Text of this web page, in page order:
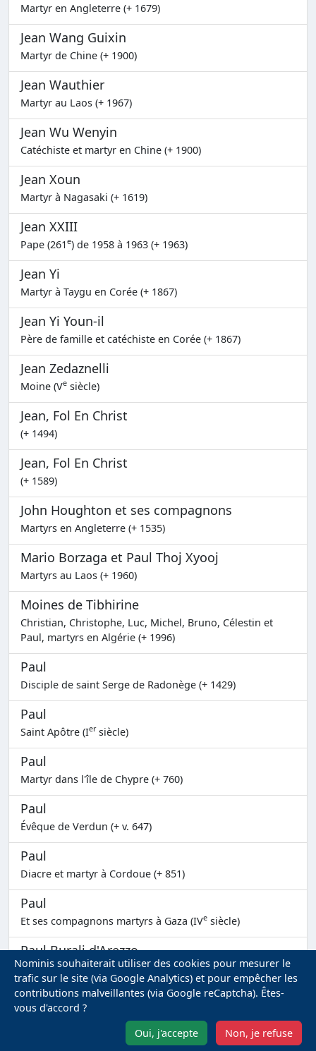
Martyr en Angleterre (+ 1679)
Jean Wang Guixin
Martyr de Chine (+ 1900)
Jean Wauthier
Martyr au Laos (+ 1967)
Jean Wu Wenyin
Catéchiste et martyr en Chine (+ 1900)
Jean Xoun
Martyr à Nagasaki (+ 1619)
Jean XXIII
Pape (261e) de 1958 à 1963 (+ 1963)
Jean Yi
Martyr à Taygu en Corée (+ 1867)
Jean Yi Youn-il
Père de famille et catéchiste en Corée (+ 1867)
Jean Zedaznelli
Moine (Ve siècle)
Jean, Fol En Christ
(+ 1494)
Jean, Fol En Christ
(+ 1589)
John Houghton et ses compagnons
Martyrs en Angleterre (+ 1535)
Mario Borzaga et Paul Thoj Xyooj
Martyrs au Laos (+ 1960)
Moines de Tibhirine
Christian, Christophe, Luc, Michel, Bruno, Célestin et
Paul, martyrs en Algérie (+ 1996)
Paul
Disciple de saint Serge de Radonège (+ 1429)
Paul
Saint Apôtre (Iersiècle)
Paul
Martyr dans l'île de Chypre (+ 760)
Paul
Évêque de Verdun (+ v. 647)
Paul
Diacre et martyr à Cordoue (+ 851)
Paul
Et ses compagnons martyrs à Gaza (IVe siècle)
Paul Burali d'Arezzo
évêque de Naples (+ 1578)
Paul Chong
(+ 1840)
Paul de Constantinople
Nominis souhaiterait utiliser des cookies pour mesurer le
trafic sur le site (via Google Analytics) et pour empêcher les
contributions malveillantes (via Google reCaptcha). Êtes-
vous d'accord ?
Oui, j'accepte
Non, je refuse